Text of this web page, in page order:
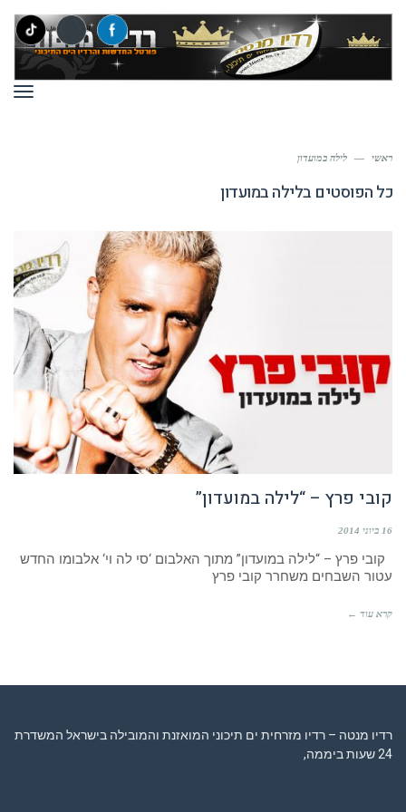
ראשי — לילה במועדון
כל הפוסטים בלילה במועדון
קובי פרץ – “לילה במועדון”
16 ביוני 2014
קובי פרץ – “לילה במועדון” מתוך האלבום ‘סי לה וי‘ אלבומו החדש
עטור השבחים משחרר קובי פרץ
קרא עוד ←
רדיו מנטה – רדיו מזרחית ים תיכוני המואזנת והמובילה בישראל המשדרת
24 שעות ביממה,